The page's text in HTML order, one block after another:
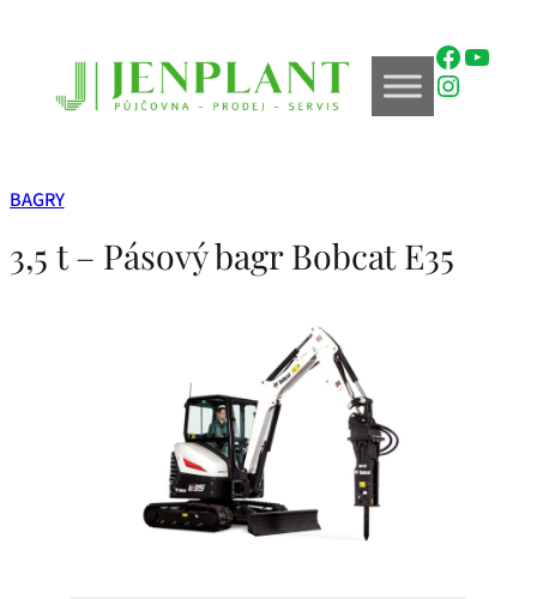
BAGRY
3,5 t – Pásový bagr Bobcat E35